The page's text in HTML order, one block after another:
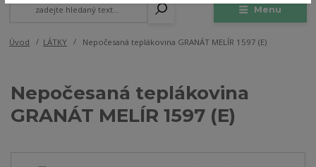
Menu
Úvod LÁTKY Nepočesaná teplákovina GRANÁT MELÍR 1597 (E)
Nepočesaná teplákovina
GRANÁT MELÍR 1597 (E)